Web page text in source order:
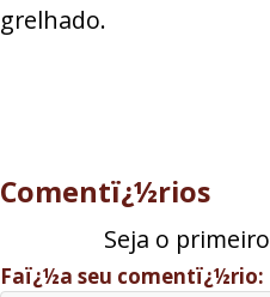
grelhado.
Comentï¿½rios
Seja o
Faï¿½a seu comentï¿½rio: